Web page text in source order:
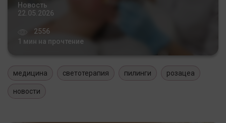
Новость
22.05.2026
2556
1 мин на прочтение
медицина светотерапия пилинги розацеа
новости